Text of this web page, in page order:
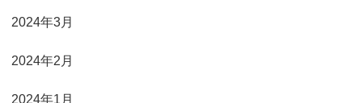
2024年3月
2024年2月
2024年1月